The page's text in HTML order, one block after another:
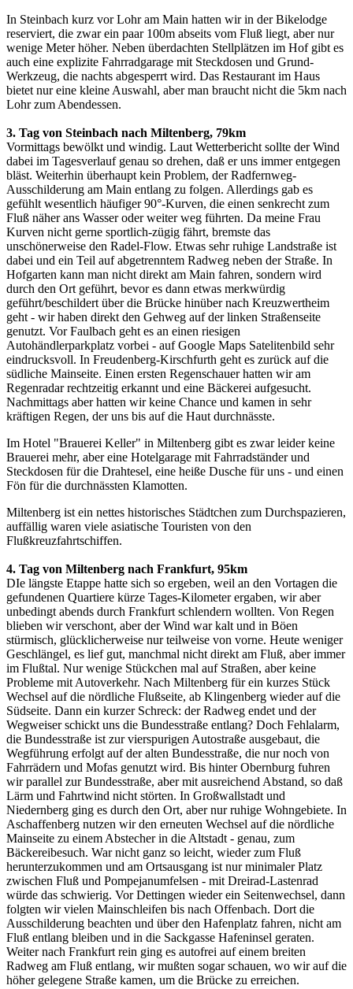
In Steinbach kurz vor Lohr am Main hatten wir in der Bikelodge
reserviert, die zwar ein paar 100m abseits vom Fluß liegt, aber nur
wenige Meter höher. Neben überdachten Stellplätzen im Hof gibt es
auch eine explizite Fahrradgarage mit Steckdosen und Grund-
Werkzeug, die nachts abgesperrt wird. Das Restaurant im Haus
bietet nur eine kleine Auswahl, aber man braucht nicht die 5km nach
Lohr zum Abendessen.
3. Tag von Steinbach nach Miltenberg, 79km
Vormittags bewölkt und windig. Laut Wetterbericht sollte der Wind
dabei im Tagesverlauf genau so drehen, daß er uns immer entgegen
bläst. Weiterhin überhaupt kein Problem, der Radfernweg-
Ausschilderung am Main entlang zu folgen. Allerdings gab es
gefühlt wesentlich häufiger 90°-Kurven, die einen senkrecht zum
Fluß näher ans Wasser oder weiter weg führten. Da meine Frau
Kurven nicht gerne sportlich-zügig fährt, bremste das
unschönerweise den Radel-Flow. Etwas sehr ruhige Landstraße ist
dabei und ein Teil auf abgetrenntem Radweg neben der Straße. In
Hofgarten kann man nicht direkt am Main fahren, sondern wird
durch den Ort geführt, bevor es dann etwas merkwürdig
geführt/beschildert über die Brücke hinüber nach Kreuzwertheim
geht - wir haben direkt den Gehweg auf der linken Straßenseite
genutzt. Vor Faulbach geht es an einen riesigen
Autohändlerparkplatz vorbei - auf Google Maps Satelitenbild sehr
eindrucksvoll. In Freudenberg-Kirschfurth geht es zurück auf die
südliche Mainseite. Einen ersten Regenschauer hatten wir am
Regenradar rechtzeitig erkannt und eine Bäckerei aufgesucht.
Nachmittags aber hatten wir keine Chance und kamen in sehr
kräftigen Regen, der uns bis auf die Haut durchnässte.
Im Hotel "Brauerei Keller" in Miltenberg gibt es zwar leider keine
Brauerei mehr, aber eine Hotelgarage mit Fahrradständer und
Steckdosen für die Drahtesel, eine heiße Dusche für uns - und einen
Fön für die durchnässten Klamotten.
Miltenberg ist ein nettes historisches Städtchen zum Durchspazieren,
auffällig waren viele asiatische Touristen von den
Flußkreuzfahrtschiffen.
4. Tag von Miltenberg nach Frankfurt, 95km
DIe längste Etappe hatte sich so ergeben, weil an den Vortagen die
gefundenen Quartiere kürze Tages-Kilometer ergaben, wir aber
unbedingt abends durch Frankfurt schlendern wollten. Von Regen
blieben wir verschont, aber der Wind war kalt und in Böen
stürmisch, glücklicherweise nur teilweise von vorne. Heute weniger
Geschlängel, es lief gut, manchmal nicht direkt am Fluß, aber immer
im Flußtal. Nur wenige Stückchen mal auf Straßen, aber keine
Probleme mit Autoverkehr. Nach Miltenberg für ein kurzes Stück
Wechsel auf die nördliche Flußseite, ab Klingenberg wieder auf die
Südseite. Dann ein kurzer Schreck: der Radweg endet und der
Wegweiser schickt uns die Bundesstraße entlang? Doch Fehlalarm,
die Bundesstraße ist zur vierspurigen Autostraße ausgebaut, die
Wegführung erfolgt auf der alten Bundesstraße, die nur noch von
Fahrrädern und Mofas genutzt wird. Bis hinter Obernburg fuhren
wir parallel zur Bundesstraße, aber mit ausreichend Abstand, so daß
Lärm und Fahrtwind nicht störten. In Großwallstadt und
Niedernberg ging es durch den Ort, aber nur ruhige Wohngebiete. In
Aschaffenberg nutzen wir den erneuten Wechsel auf die nördliche
Mainseite zu einem Abstecher in die Altstadt - genau, zum
Bäckereibesuch. War nicht ganz so leicht, wieder zum Fluß
herunterzukommen und am Ortsausgang ist nur minimaler Platz
zwischen Fluß und Pompejanumfelsen - mit Dreirad-Lastenrad
würde das schwierig. Vor Dettingen wieder ein Seitenwechsel, dann
folgten wir vielen Mainschleifen bis nach Offenbach. Dort die
Ausschilderung beachten und über den Hafenplatz fahren, nicht am
Fluß entlang bleiben und in die Sackgasse Hafeninsel geraten.
Weiter nach Frankfurt rein ging es autofrei auf einem breiten
Radweg am Fluß entlang, wir mußten sogar schauen, wo wir auf die
höher gelegene Straße kamen, um die Brücke zu erreichen.